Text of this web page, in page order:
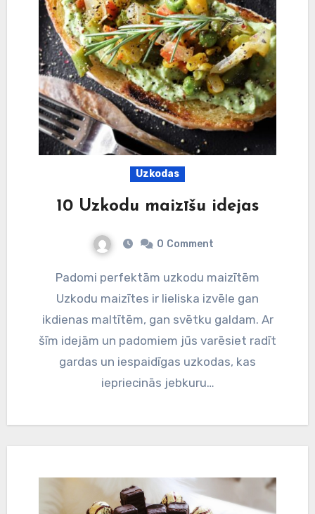
Uzkodas
10 Uzkodu maizīšu idejas
0 Comment
Padomi perfektām uzkodu maizītēm
Uzkodu maizītes ir lieliska izvēle gan
ikdienas maltītēm, gan svētku galdam. Ar
šīm idejām un padomiem jūs varēsiet radīt
gardas un iespaidīgas uzkodas, kas
iepriecinās jebkuru…